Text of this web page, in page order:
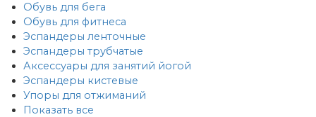
Обувь для бега
Обувь для фитнеса
Эспандеры ленточные
Эспандеры трубчатые
Аксессуары для занятий йогой
Эспандеры кистевые
Упоры для отжиманий
Показать все